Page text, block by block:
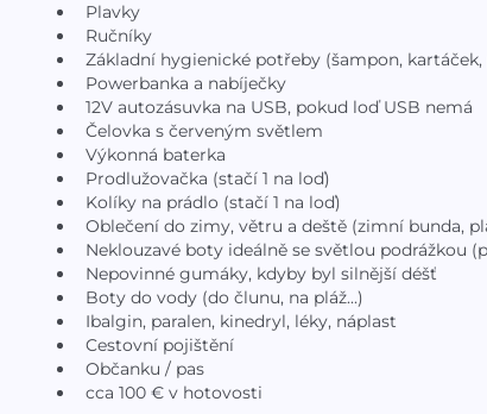
Plavky
Ručníky
Základní hygienické potřeby (šampon, kartáček,
Powerbanka a nabíječky
12V autozásuvka na USB, pokud loď USB nemá
Čelovka s červeným světlem
Výkonná baterka
Prodlužovačka (stačí 1 na loď)
Kolíky na prádlo (stačí 1 na loď)
Oblečení do zimy, větru a deště (zimní bunda,
Neklouzavé boty ideálně se světlou podrážkou
Nepovinné gumáky, kdyby byl silnější déšť
Boty do vody (do člunu, na pláž...)
Ibalgin, paralen, kinedryl, léky, náplast
Cestovní pojištění
Občanku / pas
cca 100 € v hotovosti